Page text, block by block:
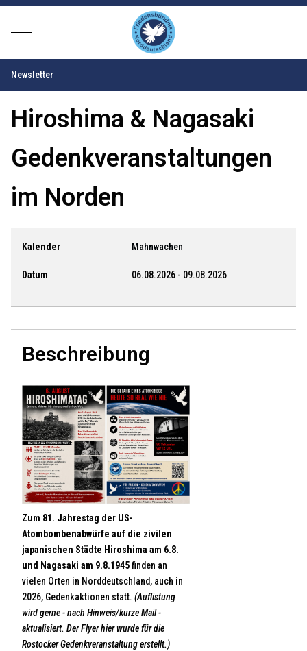
Mobile Menu Toggle
Newsletter
Hiroshima & Nagasaki
Gedenkveranstaltungen
im Norden
Kalender Mahnwachen
Datum 06.08.2026 - 09.08.2026
Beschreibung
Zum 81. Jahrestag der US-
Atombombenabwürfe auf die zivilen
japanischen Städte Hiroshima am 6.8.
und Nagasaki am 9.8.1945finden an
vielen Orten in Norddeutschland, auch in
2026, Gedenkaktionen statt.(Auflistung
wird gerne - nach Hinweis/kurze Mail -
aktualisiert. Der Flyer hier wurde für die
Rostocker Gedenkveranstaltung erstellt.)